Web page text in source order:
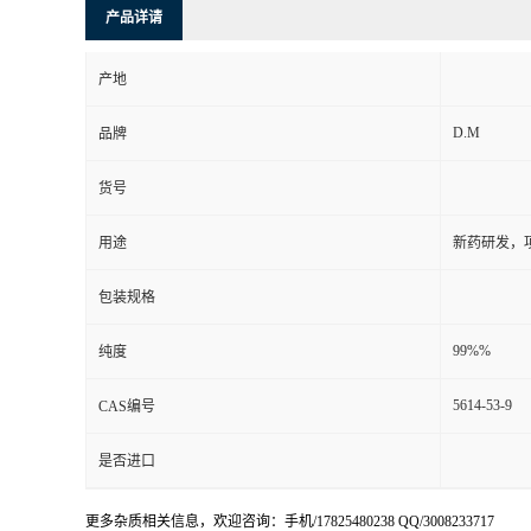
产品详请
产地
品牌 D.M
货号
用途 新药研发，
包装规格
纯度 99%%
CAS编号 5614-53-9
是否进口
更多杂质相关信息，欢迎咨询：手机/17825480238 QQ/3008233717